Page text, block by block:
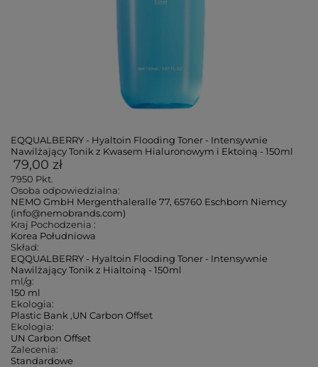
EQQUALBERRY - Hyaltoin Flooding Toner - Intensywnie
Nawilżający Tonik z Kwasem Hialuronowym i Ektoiną - 150ml
79,00 zł
7950 Pkt.
Osoba odpowiedzialna:
NEMO GmbH Mergenthaleralle 77, 65760 Eschborn Niemcy
(info@nemobrands.com)
Kraj Pochodzenia :
Korea Południowa
Skład:
EQQUALBERRY - Hyaltoin Flooding Toner - Intensywnie
Nawilżający Tonik z Hialtoiną - 150ml
ml/g:
150 ml
Ekologia:
Plastic Bank ,UN Carbon Offset
Ekologia:
UN Carbon Offset
Zalecenia:
Standardowe